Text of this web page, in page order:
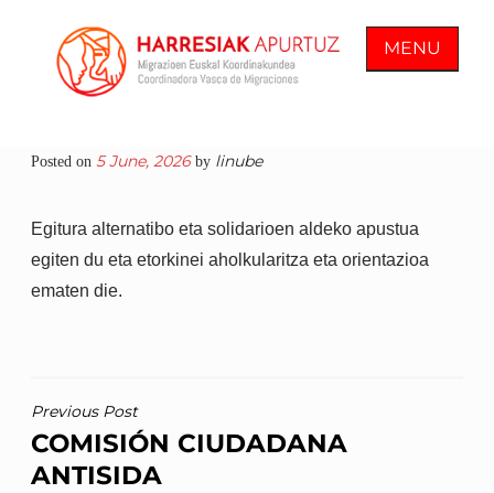
content
reconocida su ciudadanía plena
MENU
Posted on 5 June, 2026by linube
Egitura alternatibo eta solidarioen aldeko apustua
egiten du eta etorkinei aholkularitza eta orientazioa
ematen die.
POST
NAVIGATION
Previous Post
COMISIÓN CIUDADANA
ANTISIDA